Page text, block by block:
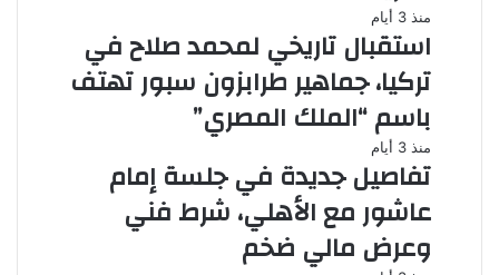
منذ 3 أيام
استقبال تاريخي لمحمد صلاح في
تركيا، جماهير طرابزون سبور تهتف
باسم “الملك المصري”
منذ 3 أيام
تفاصيل جديدة في جلسة إمام
عاشور مع الأهلي، شرط فني
وعرض مالي ضخم